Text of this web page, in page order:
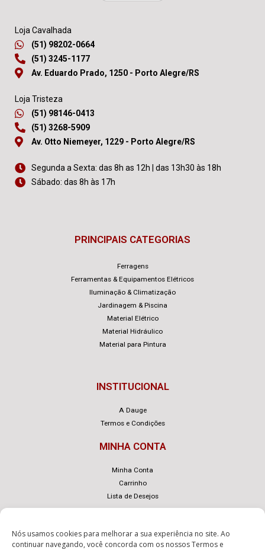
Nós usamos cookies para melhorar a sua experiência no site. Ao
continuar navegando, você concorda com os nossosTermos e
Loja Cavalhada
(51) 98202-0664
(51) 3245-1177
Av. Eduardo Prado, 1250 - Porto Alegre/RS
Loja Tristeza
(51) 98146-0413
(51) 3268-5909
Av. Otto Niemeyer, 1229 - Porto Alegre/RS
Segunda a Sexta: das 8h as 12h | das 13h30 às 18h
Sábado: das 8h às 17h
PRINCIPAIS CATEGORIAS
Ferragens
Ferramentas & Equipamentos Elétricos
Iluminação & Climatização
Jardinagem & Piscina
Material Elétrico
Material Hidráulico
Material para Pintura
INSTITUCIONAL
A Dauge
Termos e Condições
MINHA CONTA
Minha Conta
Carrinho
Lista de Desejos